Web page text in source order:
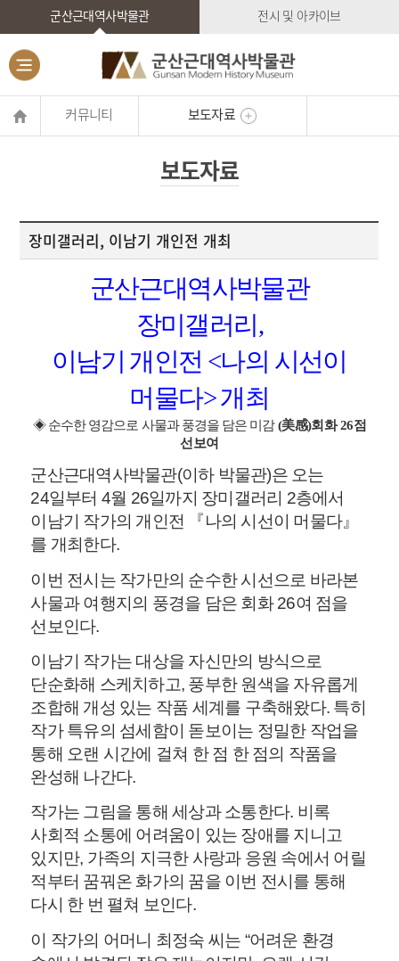
군산근대역사박물관 전시 및 아카이브
커뮤니티 보도자료
보도자료
장미갤러리, 이남기 개인전 개최
군산근대역사박물관
장미갤러리,
이남기 개인전 <나의 시선이
머물다> 개최
◈ 순수한 영감으로 사물과 풍경을 담은 미감 (美感)회화 26점
선보여
군산근대역사박물관(이하 박물관)은 오는
24일부터 4월 26일까지 장미갤러리 2층에서
이남기 작가의 개인전 『나의 시선이 머물다』
를 개최한다.
이번 전시는 작가만의 순수한 시선으로 바라본
사물과 여행지의 풍경을 담은 회화 26여 점을
선보인다.
이남기 작가는 대상을 자신만의 방식으로
단순화해 스케치하고, 풍부한 원색을 자유롭게
조합해 개성 있는 작품 세계를 구축해왔다. 특히
작가 특유의 섬세함이 돋보이는 정밀한 작업을
통해 오랜 시간에 걸쳐 한 점 한 점의 작품을
완성해 나간다.
작가는 그림을 통해 세상과 소통한다. 비록
사회적 소통에 어려움이 있는 장애를 지니고
있지만, 가족의 지극한 사랑과 응원 속에서 어릴
적부터 꿈꿔온 화가의 꿈을 이번 전시를 통해
다시 한 번 펼쳐 보인다.
이 작가의 어머니 최정숙 씨는 “어려운 환경